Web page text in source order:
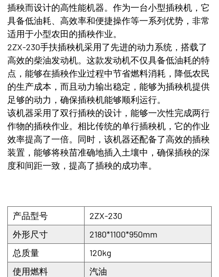
插秧而设计的高性能机器。作为一台小型插秧机，它
具备低油耗、高效率和便捷操作等一系列优势，非常
适用于小型农田的插秧作业。
2ZX-230手扶插秧机采用了先进的动力系统，搭载了
高效的柴油发动机。这款发动机不仅具备低油耗的特
点，能够在插秧作业过程中节省燃料消耗，降低农民
的生产成本，而且动力输出稳定，能够为插秧机提供
足够的动力，确保插秧机能够顺利运行。
该机器采用了双行插秧的设计，能够一次性完成两行
作物的插秧作业。相比传统的单行插秧机，它的作业
效率提高了一倍。同时，该机器还配备了高效的插秧
装置，能够将秧苗准确地插入土壤中，确保插秧的深
度和间距一致，提高了插秧的成功率。
产品型号
2ZX-230
外形尺寸
2180*1100*950mm
总质量
120kg
使用燃料
汽油